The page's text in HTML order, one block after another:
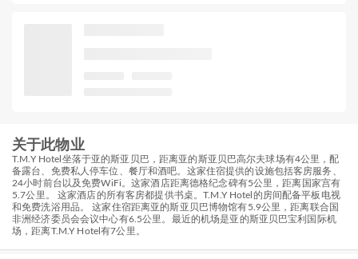
关于此物业
T.M.Y Hotel坐落于亚的斯亚贝巴，距离亚的斯亚贝巴高尔夫球场有4公里，配
备露台、免费私人停车位、餐厅和酒吧。这家住宿提供的设施包括客房服务、
24小时前台以及免费WiFi。这家酒店距离德格纪念碑有5公里，距离国家宫有
5.7公里。 这家酒店的所有客房都提供书桌。T.M.Y Hotel的房间配备平板电视
和免费洗浴用品。 这家住宿距离亚的斯亚贝巴博物馆有5.9公里，距离联合国
非洲经济委员会会议中心有6.5公里。最近的机场是亚的斯亚贝巴宝利国际机
场，距离T.M.Y Hotel有7公里。